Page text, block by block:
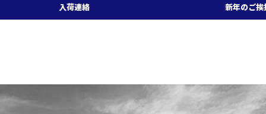
入荷連絡 新年のご挨